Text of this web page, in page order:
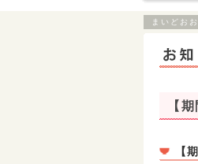
まいどお
【
【